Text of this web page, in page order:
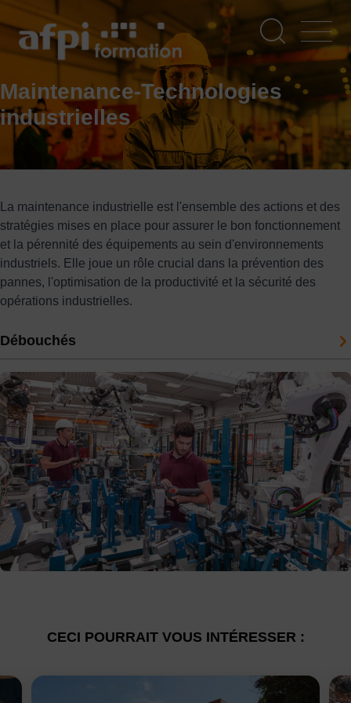
au
contenu
Maintenance-Technologies
industrielles
La maintenance industrielle est l'ensemble des actions et des
stratégies mises en place pour assurer le bon fonctionnement
et la pérennité des équipements au sein d'environnements
industriels. Elle joue un rôle crucial dans la prévention des
pannes, l'optimisation de la productivité et la sécurité des
opérations industrielles.
Débouchés
CECI POURRAIT VOUS INTÉRESSER :